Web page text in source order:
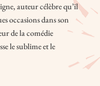
auteur célèbre qu’il
occasions dans son
de la comédie
le sublime et le